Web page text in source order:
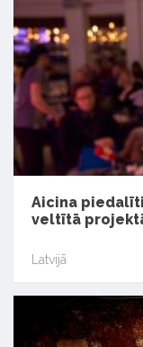
Aicina
veltītā
Latvijā